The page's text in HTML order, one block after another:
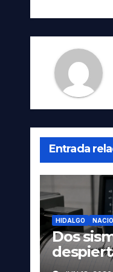
Entrada
HIDALGO
Dos
del